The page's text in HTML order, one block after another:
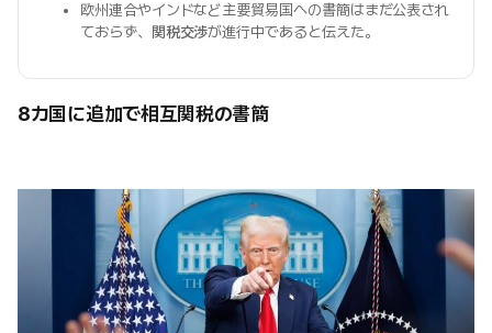
欧州連合やインドなど主要貿易国への書簡はまだ公表され
ておらず、 関税交渉が進行中であると伝えた。
8カ国に追加で相互関税の書簡